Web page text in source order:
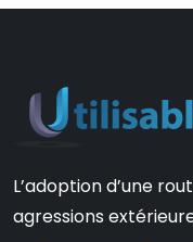
L’adoption d’une
agressions